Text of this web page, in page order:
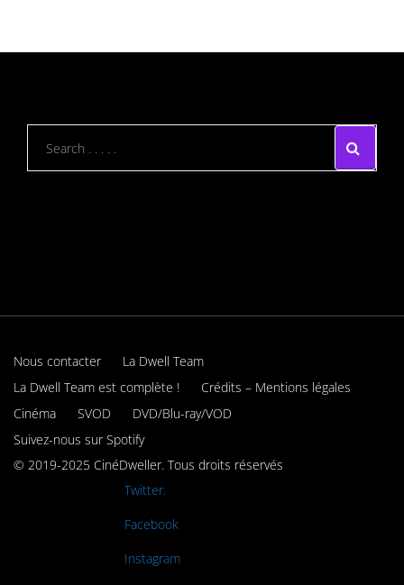
Nous contacter
La Dwell Team
La Dwell Team est complète !
Crédits – Mentions légales
Cinéma
SVOD
DVD/Blu-ray/VOD
Suivez-nous sur Spotify
© 2019-2025 CinéDweller. Tous droits réservés
Twitter.
Facebook
Instagram